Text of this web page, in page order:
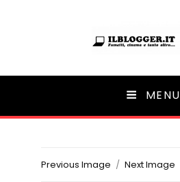
Ilblogger.it
Il portalino di blog | MENU
Previous Image Next Image